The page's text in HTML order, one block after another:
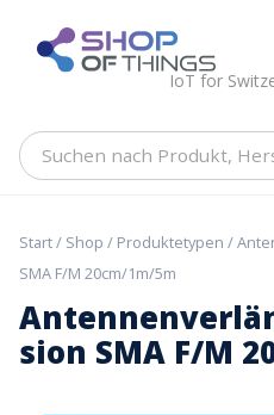
content
IoT for
Suchen
Hersteller,
Start/ Shop / Produktetypen /
SMA F/M 20cm/1m/5m
sion SMA F/M